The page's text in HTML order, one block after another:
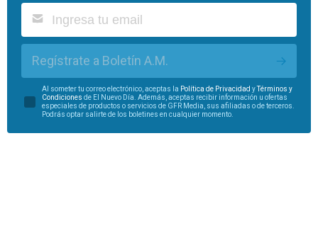
Regístrate a Boletín A.M.
Al someter tu correo electrónico, aceptas la Política de Privacidad yTérminos y
Condiciones de El Nuevo Día. Además, aceptas recibir información u ofertas
especiales de productos o servicios de GFR Media, sus afiliadas o de terceros.
Podrás optar salirte de los boletines en cualquier momento.